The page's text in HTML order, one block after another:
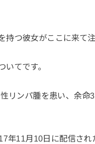
持つ彼女がここに来て
いてです。
リンパ腫を患い、余命
年11月10日に配信され